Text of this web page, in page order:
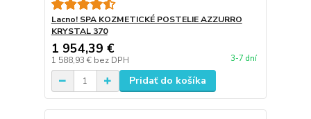
Lacno! SPA KOZMETICKÉ POSTELIE AZZURRO
KRYSTAL 370
1 954,39 €
1 588,93 € bez DPH 3-7 dní
Pridať do košíka